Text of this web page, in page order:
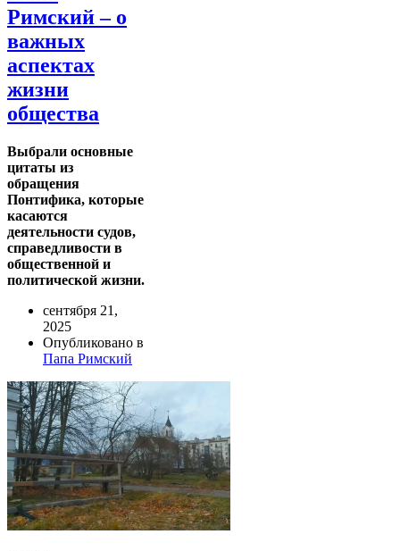
Римский – о
важных
аспектах
жизни
общества
Выбрали основные
цитаты из
обращения
Понтифика, которые
касаются
деятельности судов,
справедливости в
общественной и
политической жизни.
сентября 21,
2025
Опубликовано в
Папа Римский